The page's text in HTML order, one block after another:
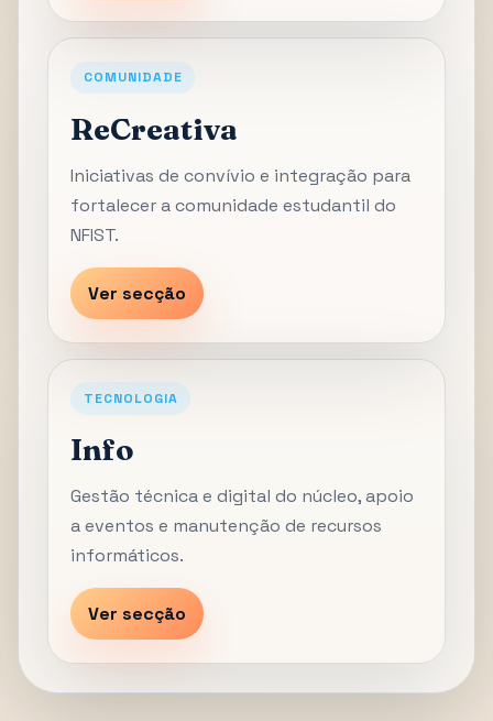
COMUNIDADE
ReCreativa
Iniciativas de convívio e integração para
fortalecer a comunidade estudantil do
NFIST.
Ver secção
TECNOLOGIA
Info
Gestão técnica e digital do núcleo, apoio
a eventos e manutenção de recursos
informáticos.
Ver secção